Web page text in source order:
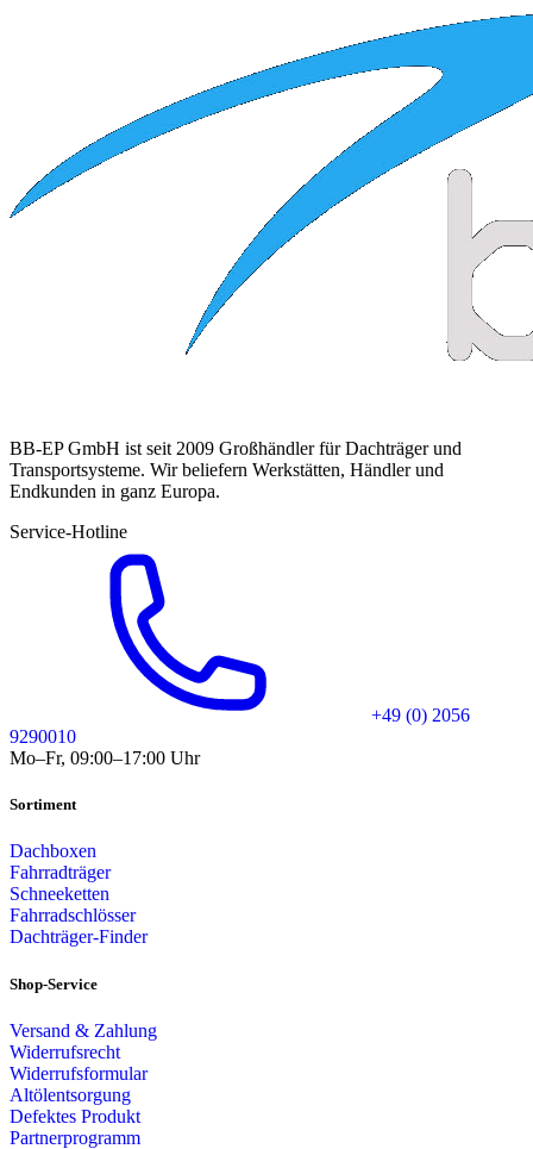
BB-EP GmbH ist seit 2009 Großhändler für Dachträger und
Transportsysteme. Wir beliefern Werkstätten, Händler und
Endkunden in ganz Europa.
Service-Hotline
+49 (0) 2056
9290010
Mo–Fr, 09:00–17:00 Uhr
Sortiment
Dachboxen
Fahrradträger
Schneeketten
Fahrradschlösser
Dachträger-Finder
Shop-Service
Versand & Zahlung
Widerrufsrecht
Widerrufsformular
Altölentsorgung
Defektes Produkt
Partnerprogramm